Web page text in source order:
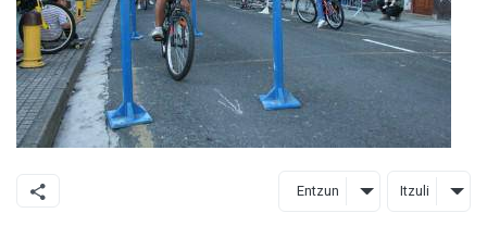
Entzun Itzuli